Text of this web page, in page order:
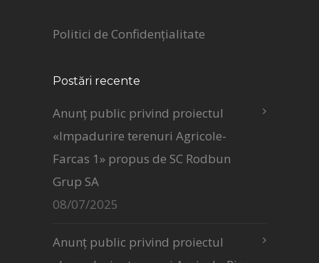
Politici de Confidențialitate
Postări recente
Anunț public privind proiectul
«Impadurire terenuri Agricole-
Farcas 1» propus de SC Rodbun
Grup SA
08/07/2025
Anunț public privind proiectul